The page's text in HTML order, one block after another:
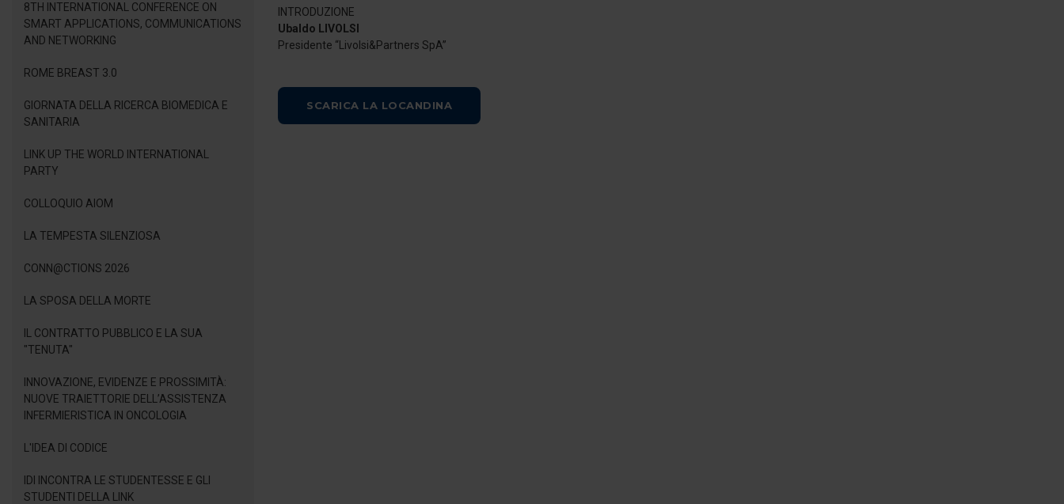
8TH INTERNATIONAL CONFERENCE ON
SMART APPLICATIONS, COMMUNICATIONS
AND NETWORKING
ROME BREAST 3.0
GIORNATA DELLA RICERCA BIOMEDICA E
SANITARIA
LINK UP THE WORLD INTERNATIONAL
PARTY
COLLOQUIO AIOM
LA TEMPESTA SILENZIOSA
CONN@CTIONS 2026
LA SPOSA DELLA MORTE
IL CONTRATTO PUBBLICO E LA SUA
"TENUTA"
INNOVAZIONE, EVIDENZE E PROSSIMITÀ:
NUOVE TRAIETTORIE DELL’ASSISTENZA
INFERMIERISTICA IN ONCOLOGIA
L'IDEA DI CODICE
IDI INCONTRA LE STUDENTESSE E GLI
STUDENTI DELLA LINK
INTRODUZIONE
Ubaldo LIVOLSI
Presidente “Livolsi&Partners SpA”
SCARICA LA LOCANDINA